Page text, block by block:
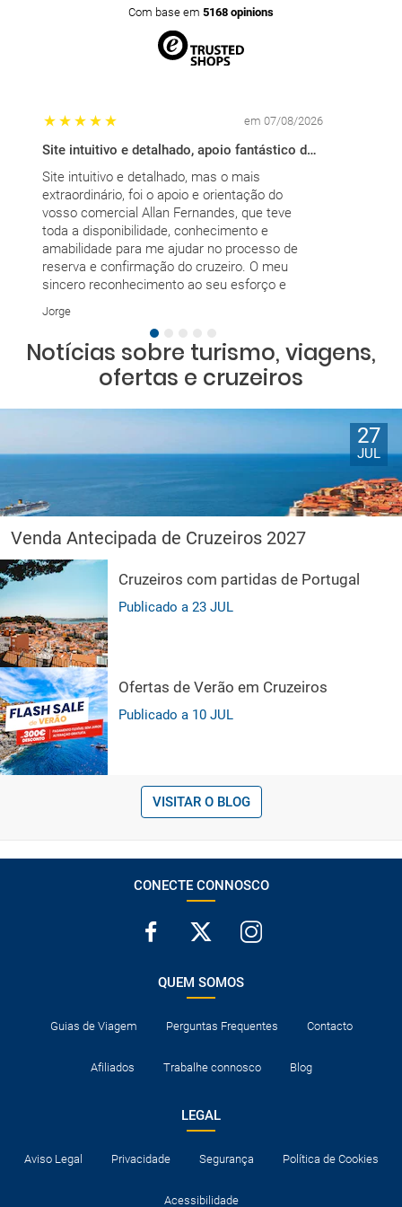
Com base em 5168 opinions
em 07/08/2026
Site intuitivo e detalhado, apoio fantástico de colaborador
Site intuitivo e detalhado, mas o mais
extraordinário, foi o apoio e orientação do
vosso comercial Allan Fernandes, que teve
toda a disponibilidade, conhecimento e
amabilidade para me ajudar no processo de
reserva e confirmação do cruzeiro. O meu
sincero reconhecimento ao seu esforço e
Jorge
Notícias sobre turismo, viagens,
ofertas e cruzeiros
27
JUL
Venda Antecipada de Cruzeiros 2027
Cruzeiros com partidas de Portugal
Publicado a 23 JUL
Ofertas de Verão em Cruzeiros
Publicado a 10 JUL
VISITAR O BLOG
CONECTE CONNOSCO
QUEM SOMOS
Guias de Viagem Perguntas Frequentes Contacto
Afiliados Trabalhe connosco Blog
LEGAL
Aviso Legal Privacidade Segurança Política de Cookies
Acessibilidade